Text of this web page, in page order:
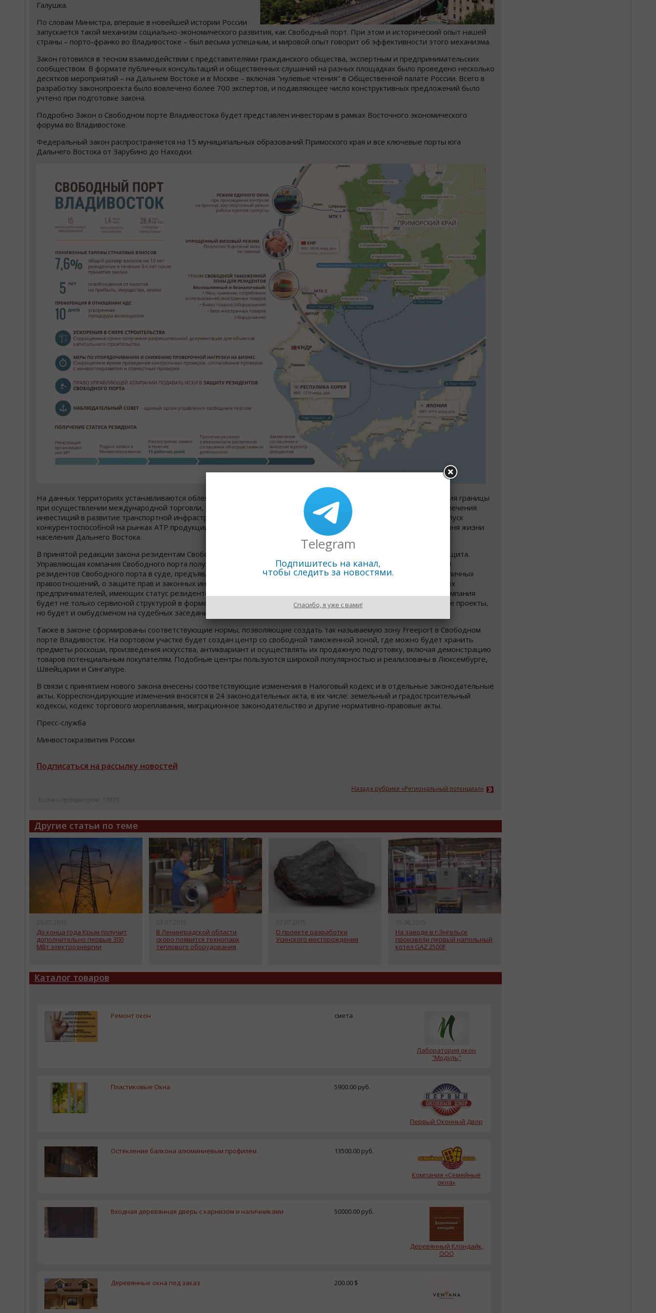
Галушка.
По словам Министра, впервые в новейшей истории России
запускается такой механизм социально-экономического развития, как Свободный порт. При этом и исторический опыт нашей
страны – порто-франко во Владивостоке – был весьма успешным, и мировой опыт говорит об эффективности этого механизма.
Закон готовился в тесном взаимодействии с представителями гражданского общества, экспертным и предпринимательских
сообществом. В формате публичных консультаций и общественных слушаний на разных площадках было проведено несколько
десятков мероприятий – на Дальнем Востоке и в Москве – включая "нулевые чтения" в Общественной палате России. Всего в
разработку законопроекта было вовлечено более 700 экспертов, и подавляющее число конструктивных предложений было
учтено при подготовке закона.
Подробно Закон о Свободном порте Владивостока будет представлен инвесторам в рамках Восточного экономического
форума во Владивостоке.
Федеральный закон распространяется на 15 муниципальных образований Примоского края и все ключевые порты юга
Дальнего Востока от Зарубино до Находки.
На данных территориях устанавливаются облегченный визовый режим, современный и быстрый режим пересечения границы
при осуществлении международной торговли, меры государственной поддержки предпринимателей в целях привлечения
инвестиций в развитие транспортной инфраструктуры, создания и развития производств, ориентированных на выпуск
конкурентоспособной на рынках АТР продукции, ускорения социально-экономического развития и повышения уровня жизни
населения Дальнего Востока.
В принятой редакции закона резидентам Свободного порта Владивосток будет предоставлена дополнительная защита.
Управляющая компания Свободного порта получила право представлять и защищать интересы обратившихся к ней
резидентов Свободного порта в суде, предъявлять иски по делам, возникающим из административных и иных публичных
правоотношений, о защите прав и законных интересов неопределенного круга юридических лиц и индивидуальных
предпринимателей, имеющих статус резидентов. «Это дает дополнительную защиту инвесторам. Управляющая компания
будет не только сервисной структурой в форме «одного
», сопровождающей от «а» до «я» все инвестиционные проекты,
но будет и омбудсменом на судебных заседаниях», – подчеркнул глава Минвостокразвития Александр Галушка.
Также в законе сформированы соответствующие нормы, позволяющие создать так называемую зону Freeport в Свободном
порте Владивосток. На портовом участке будет создан центр со свободной таможенной зоной, где можно будет хранить
предметы роскоши, произведения искусства, антиквариант и осуществлять их продажную подготовку, включая демонстрацию
товаров потенциальным покупателям. Подобные центры пользуются широкой популярностью и реализованы в Люксембурге,
Швейцарии и Сингапуре.
В связи с принятием нового закона внесены соответствующие изменения в Налоговый кодекс и в отдельные законодательные
акты. Корреспондирующие изменения вносятся в 24 законодательных акта, в их числе: земельный и градостроительный
кодексы, кодекс торгового мореплавания, миграционное законодательство и другие нормативно-правовые акты.
Пресс-служба
Минвостокразвития России
Подписаться на рассылку новостей
Назад к рубрике «Региональный потенциал»
Кол-во просмотров: 17871
Другие статьи по теме
29.07.2015
До конца года Крым получит
дополнительно первые 300
МВт электроэнергии
23.07.2015
В Ленинградской области
скоро появится технопарк
теплового оборудования
07.07.2015
О проекте разработки
Усинского месторождения
15.06.2015
На заводе в г.Энгельсе
произвели первый напольный
котел GAZ 2500F
Каталог товаров
Ремонт окон смета
Лаборатория окон
"Модуль"
Пластиковые Окна 5900.00 руб.
Первый Оконный Двор
Остекление балкона алюминиевым профилем 13500.00 руб.
Компания «Семейные
окна»
Входная деревянная дверь с карнизом и наличниками 50000.00 руб.
Деревянный Клондайк,
ООО
Деревянные окна под заказ 200.00 $
Telegram
Подпишитесь на канал,
чтобы следить за новостями.
Спасибо, я уже с вами!